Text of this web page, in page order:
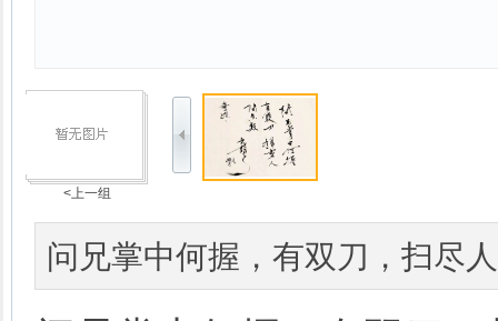
<上一组
问兄掌中何握，有双刀，扫尽